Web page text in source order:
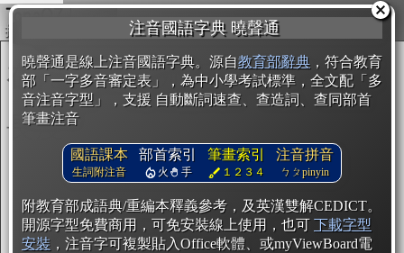
注音國語字典 曉聲通
曉聲通是線上注音國語字典。源自教育部辭典 ，符合教育
部「一字多音審定表」，為中小學考試標準，全文配「多
音注音字型」，支援 自動斷詞速查、查造詞、查同部首
筆畫注音
國語課本
生詞附注音
部首索引
火 手
筆畫索引
１２３４
注音拼音
ㄅㄆpinyin
附教育部成語典/重編本釋義參考，及英漢雙解CEDICT。
開源字型免費商用，可免安裝線上使用，也可 下載字型
安裝 ，注音字可複製貼入Office軟體、或myViewBoard電